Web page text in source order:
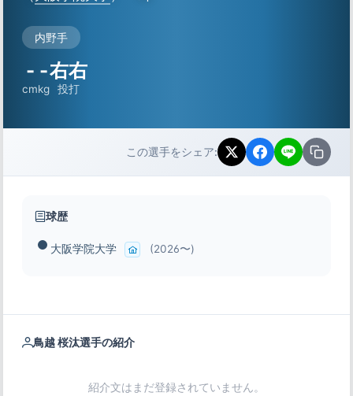
内野手
-
cm
-
kg
右右
投打
この選手をシェア:
球歴
大阪学院大学 (2026〜)
鳥越 桜汰選手の紹介
紹介文はまだ登録されていません。